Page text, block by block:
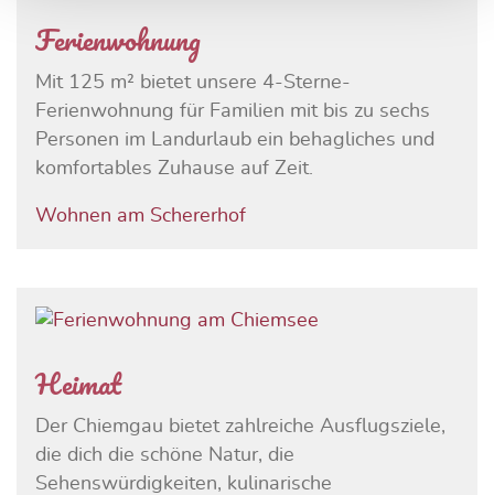
Ferienwohnung
Mit 125 m² bietet unsere 4-Sterne-
Ferienwohnung für Familien mit bis zu sechs
Personen im Landurlaub ein behagliches und
komfortables Zuhause auf Zeit.
Wohnen am Schererhof
Heimat
Der Chiemgau bietet zahlreiche Ausflugsziele,
die dich die schöne Natur, die
Sehenswürdigkeiten, kulinarische